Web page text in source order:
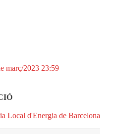
març/2023 23:59
Local d'Energia de Barcelona